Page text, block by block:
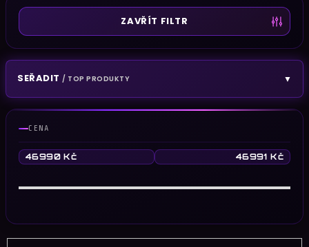
ZAVŘÍT FILTR
SEŘADIT / TOP PRODUKTY ▼
CENA
46990 Kč 46991 Kč